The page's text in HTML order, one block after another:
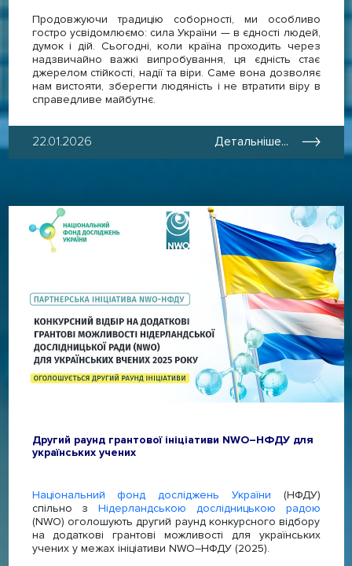
Продовжуючи традицію соборності, ми особливо
гостро усвідомлюємо: сила України — в єдності людей,
думок і дій. Сьогодні, коли країна проходить через
надзвичайно важкі випробування, ця єдність стає
джерелом стійкості, надії та віри. Саме вона дозволяє
нам вистояти, зберегти людяність і не втратити віру в
справедливе майбутнє.
22.01.2026 Детальніше...
Другий раунд грантової ініціативи NWO–НФДУ для
українських учених
Національний фонд досліджень України (НФДУ)
спільно з Нідерландською дослідницькою радою
(NWO) оголошують другий раунд конкурсного відбору
на додаткові грантові можливості для українських
учених у межах ініціативи NWO–НФДУ (2025).